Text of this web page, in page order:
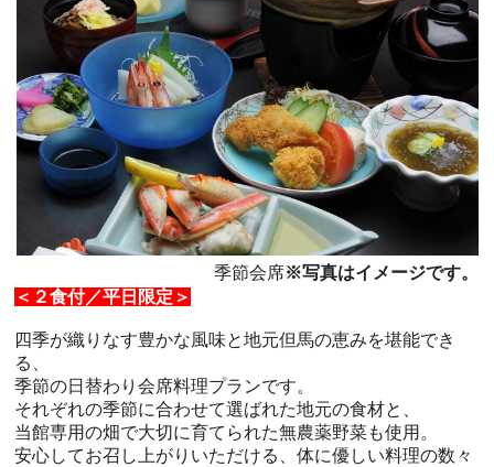
季節会席※写真はイメージです。
＜２食付／平日限定＞
四季が織りなす豊かな風味と地元但馬の恵みを堪能でき
る、
季節の日替わり会席料理プランです。
それぞれの季節に合わせて選ばれた地元の食材と、
当館専用の畑で大切に育てられた無農薬野菜も使用。
安心してお召し上がりいただける、体に優しい料理の数々